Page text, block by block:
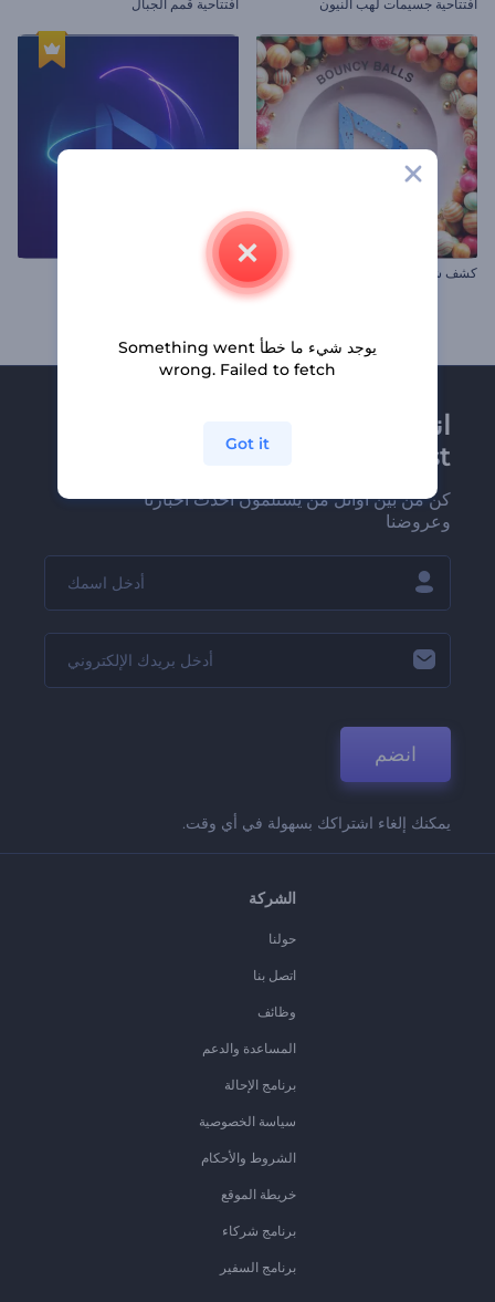
افتتاحية جسيمات لهب النيون افتتاحية قمم الجبال
كشف شعار الكرات النطاطة افتتاحية خطوط نيون دوامية
انضم إلى نشرة
Renderforest الإخبارية
كن من بين أوائل من يستلمون أحدث أخبارنا
وعروضنا
انضم
يمكنك إلغاء اشتراكك بسهولة في أي وقت.
الشركة
حولنا
اتصل بنا
وظائف
المساعدة والدعم
برنامج الإحالة
سياسة الخصوصية
الشروط والأحكام
خريطة الموقع
برنامج شركاء
برنامج السفير
يوجد شيء ما خطأ Something went
wrong. Failed to fetch
Got it